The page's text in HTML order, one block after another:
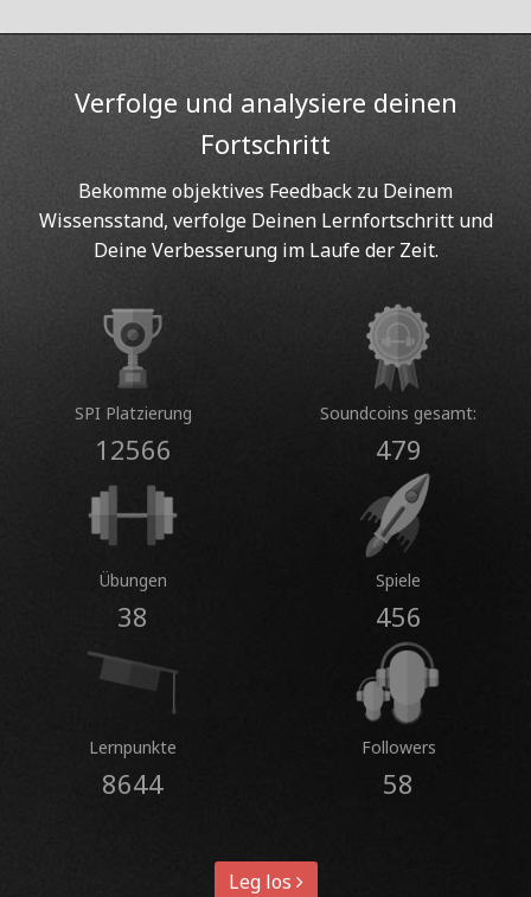
Verfolge und analysiere deinen
Fortschritt
Bekomme objektives Feedback zu Deinem
Wissensstand, verfolge Deinen Lernfortschritt und
Deine Verbesserung im Laufe der Zeit.
SPI Platzierung
12566
Soundcoins gesamt:
479
Übungen
38
Spiele
456
Lernpunkte
8644
Followers
58
Leg los